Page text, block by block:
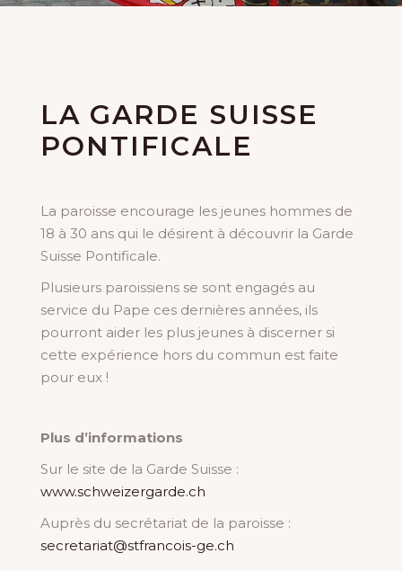
LA GARDE SUISSE
PONTIFICALE
La paroisse encourage les jeunes hommes de
18 à 30 ans qui le désirent à découvrir la Garde
Suisse Pontificale.
Plusieurs paroissiens se sont engagés au
service du Pape ces dernières années, ils
pourront aider les plus jeunes à discerner si
cette expérience hors du commun est faite
pour eux !
Plus d’informations
Sur le site de la Garde Suisse :
www.schweizergarde.ch
Auprès du secrétariat de la paroisse :
secretariat@stfrancois-ge.ch